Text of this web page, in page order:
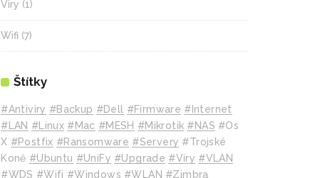
Viry (1)
Wifi (7)
Štítky
#Antiviry #backup #Dell #Firmware #internet
#LAN #Linux #mac #MESH #mikrotik #NAS #Os
X #Postfix #Ransomware #Servery #Trojské
Koně #Ubuntu #UniFy #Upgrade #Viry #VLAN
#WDS #wifi #Windows #WLAN #Zimbra